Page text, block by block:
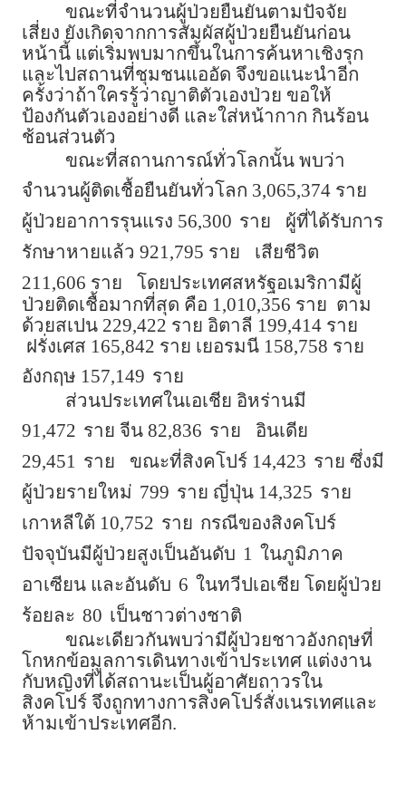
ขณะที่จำนวนผู้ป่วยยืนยันตามปัจจัย
เสี่ยง ยังเกิดจากการสัมผัสผู้ป่วยยืนยันก่อน
หน้านี้ แต่เริ่มพบมากขึ้นในการค้นหาเชิงรุก
และไปสถานที่ชุมชนแออัด จึงขอแนะนำอีก
ครั้งว่าถ้าใครรู้ว่าญาติตัวเองป่วย ขอให้
ป้องกันตัวเองอย่างดี และใส่หน้ากาก กินร้อน
ช้อนส่วนตัว
ขณะที่สถานการณ์ทั่วโลกนั้น พบว่า
จำนวนผู้ติดเชื้อยืนยันทั่วโลก 3,065,374 ราย
ผู้ป่วยอาการรุนแรง 56,300 ราย
ผู้ที่ได้รับการ
รักษาหายแล้ว 921,795 ราย
เสียชีวิต
211,606 ราย
โดยประเทศสหรัฐอเมริกามีผู้
ป่วยติดเชื้อมากที่สุด คือ 1,010,356 ราย ตาม
ด้วยสเปน 229,422 ราย อิตาลี 199,414 ราย
ฝรั่งเศส 165,842 ราย เยอรมนี 158,758 ราย
อังกฤษ 157,149 ราย
ส่วนประเทศในเอเชีย อิหร่านมี
91,472 ราย จีน 82,836 ราย
อินเดีย
29,451 ราย ขณะที่สิงคโปร์ 14,423 ราย ซึ่งมี
ผู้ป่วยรายใหม่ 799 ราย ญี่ปุ่น 14,325 ราย
เกาหลีใต้ 10,752 ราย กรณีของสิงคโปร์
ปัจจุบันมีผู้ป่วยสูงเป็นอันดับ 1 ในภูมิภาค
อาเซียน และอันดับ 6 ในทวีปเอเชีย โดยผู้ป่วย
ร้อยละ 80 เป็นชาวต่างชาติ
ขณะเดียวกันพบว่ามีผู้ป่วยชาวอังกฤษที่
โกหกข้อมูลการเดินทางเข้าประเทศ แต่งงาน
กับหญิงที่ได้สถานะเป็นผู้อาศัยถาวรใน
สิงคโปร์ จึงถูกทางการสิงคโปร์สั่งเนรเทศและ
ห้ามเข้าประเทศอีก.